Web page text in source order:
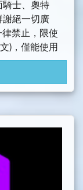
騎士、奧特
謝絕一切廣
禁止，限使
)，僅能使用